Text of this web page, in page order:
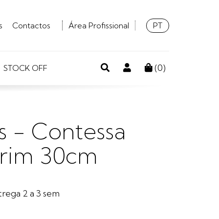
Contactos Área Profissional Idioma:
Português
PT
STOCK OFF PesquisaConta(0)
- Contessa
30cm
2 a 3 sem